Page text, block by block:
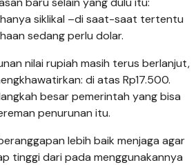
siklikal –di saat-saat tertentu
sedang perlu dolar.
nilai rupiah masih terus berlanjut,
di atas Rp17.500.
besar pemerintah yang bisa
penurunan itu.
lebih baik menjaga agar
tinggi dari pada menggunakannya